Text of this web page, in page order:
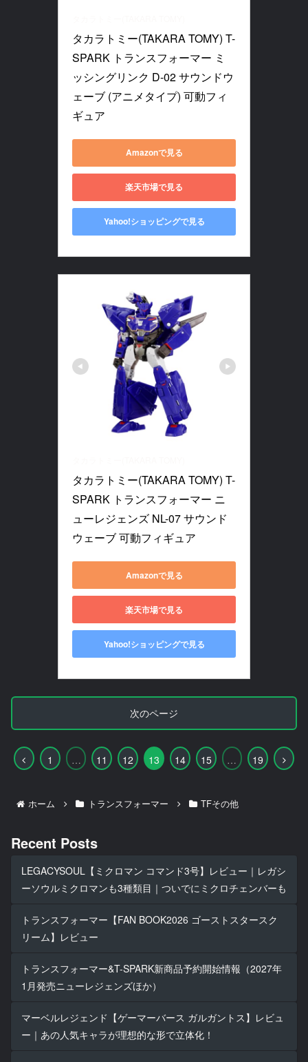
タカラトミー(TAKARA TOMY) T-
SPARK トランスフォーマー ミ
ッシングリンク D-02 サウンドウ
ェーブ (アニメタイプ) 可動フィ
ギュア
Amazonで見る
楽天市場で見る
Yahoo!ショッピングで見る
タカラトミー(TAKARA TOMY) T-
SPARK トランスフォーマー ニ
ューレジェンズ NL-07 サウンド
ウェーブ 可動フィギュア
Amazonで見る
楽天市場で見る
Yahoo!ショッピングで見る
次のページ
前
1 … 11 12 13 14 15 … 19
次
ホーム トランスフォーマー TFその他
Recent Posts
LEGACYSOUL【ミクロマン コマンド3号】レビュー｜レガシ
ーソウルミクロマンも3種類目｜ついでにミクロチェンバーも
トランスフォーマー【FAN BOOK2026 ゴーストスタースク
リーム】レビュー
トランスフォーマー&T-SPARK新商品予約開始情報（2027年
1月発売ニューレジェンズほか）
マーベルレジェンド【ゲーマーバース ガルガントス】レビュ
ー｜あの人気キャラが理想的な形で立体化！